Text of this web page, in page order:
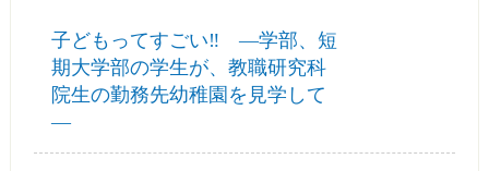
子どもってすごい‼ ―学部、短
期大学部の学生が、教職研究科
院生の勤務先幼稚園を見学して
―